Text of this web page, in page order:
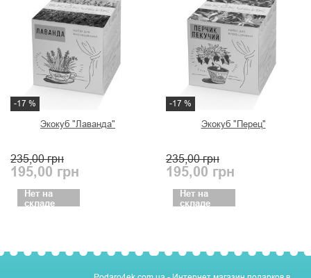
-17 %
Экокуб "Лаванда"
235,00 грн
195,00 грн
Нет на
складе
-17 %
Экокуб "Перец"
235,00 грн
195,00 грн
Нет на
складе